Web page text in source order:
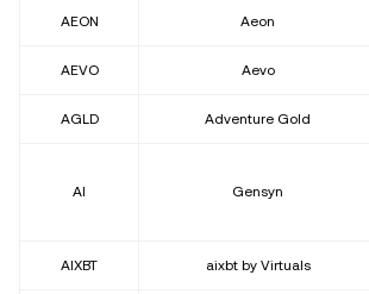
AEON Aeon
AEVO Aevo
AGLD Adventure Gold
AI Gensyn
AIXBT aixbt by Virtuals